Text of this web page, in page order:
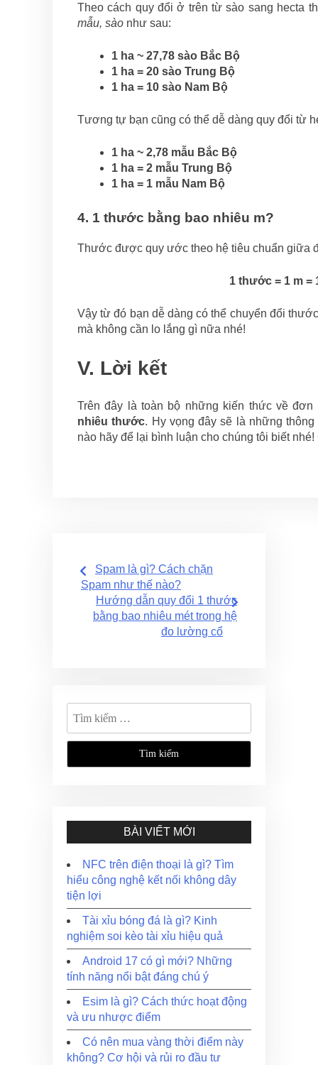
Theo cách quy đổi ở trên từ sào sang hecta
mẫu, sào như sau:
1 ha ~ 27,78 sào Bắc Bộ
1 ha = 20 sào Trung Bộ
1 ha = 10 sào Nam Bộ
Tương tự bạn cũng có thể dễ dàng quy đổi từ
1 ha ~ 2,78 mẫu Bắc Bộ
1 ha = 2 mẫu Trung Bộ
1 ha = 1 mẫu Nam Bộ
4. 1 thước bằng bao nhiêu m?
Thước được quy ước theo hệ tiêu chuẩn giữa
1 thước = 1 m =
Vậy từ đó bạn dễ dàng có thể chuyển đổi
mà không cần lo lắng gì nữa nhé!
V. Lời kết
Trên đây là toàn bộ những kiến thức về
nhiêu thước. Hy vọng đây sẽ là những
nào hãy để lại bình luận cho chúng tôi biết
Điều
hướng
Spam là gì? Cách chặn
Spam như thế nào?
Hướng dẫn quy đổi 1 thước
bằng bao nhiêu mét trong hệ
đo lường cổ
Tìm
kiếm
cho:
BÀI VIẾT MỚI
NFC trên điện thoại là gì? Tìm
hiểu công nghệ kết nối không dây
tiện lợi
Tài xỉu bóng đá là gì? Kinh
nghiệm soi kèo tài xỉu hiệu quả
Android 17 có gì mới? Những
tính năng nổi bật đáng chú ý
Esim là gì? Cách thức hoạt động
và ưu nhược điểm
Có nên mua vàng thời điểm này
không? Cơ hội và rủi ro đầu tư